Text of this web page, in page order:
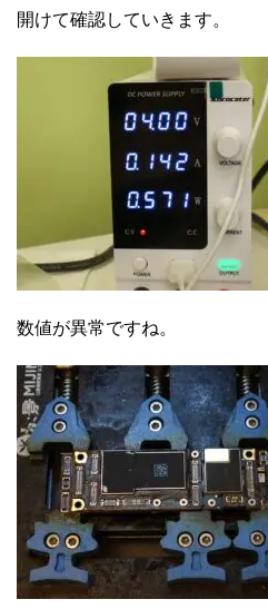
開けて確認していきます。
数値が異常ですね。